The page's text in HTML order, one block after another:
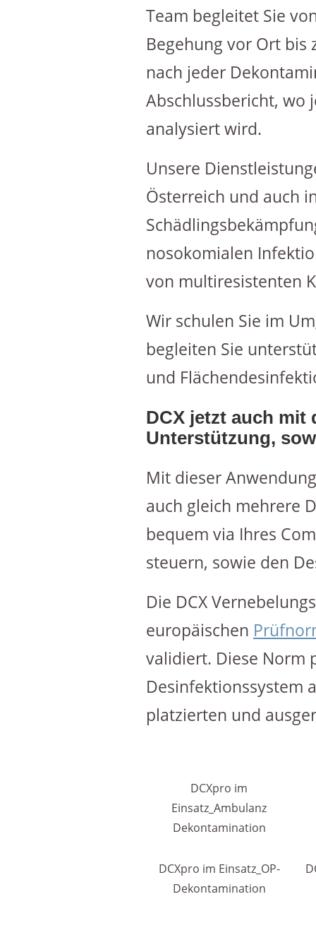
Team begleitet Sie
Begehung vor Ort
nach jeder
Abschlussbericht, wo
analysiert wird.
Unsere
Österreich und auch
nosokomialen
von multiresistenten
Wir schulen Sie im
begleiten Sie
und
DCX jetzt auch mit
Unterstützung,
Mit dieser
auch gleich mehrere
bequem via Ihres
steuern, sowie den
Die DCX
europäischen
validiert. Diese Norm
Desinfektionssystem
platzierten und
DCXpro im
Einsatz_Ambulanz
Dekontamination
DCXpro im Einsatz_OP-
Dekontamination